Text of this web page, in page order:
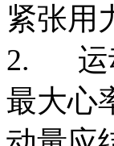
紧张用
2. 运
最大心